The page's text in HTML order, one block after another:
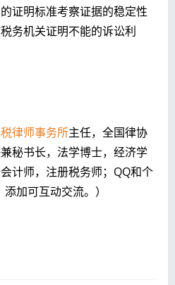
证明标准考察证据的稳定性
务机关证明不能的诉讼利
律师事务所主任，全国律协
秘书长，法学博士，经济学
计师，注册税务师；QQ和个
加可互动交流。）